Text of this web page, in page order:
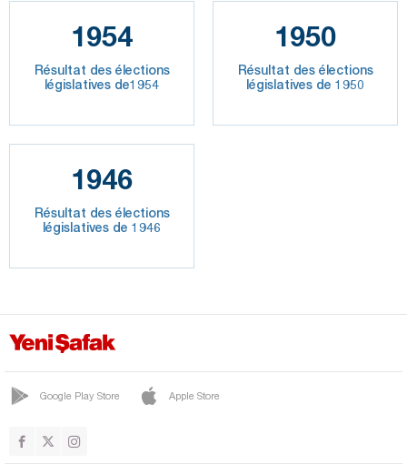
1954
Résultat des élections
législatives de1954
1950
Résultat des élections
législatives de 1950
1946
Résultat des élections
législatives de 1946
Google Play Store Apple Store